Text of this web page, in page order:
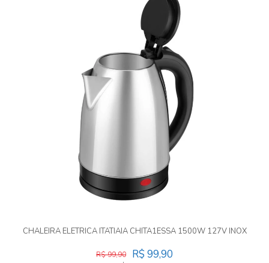
CHALEIRA ELETRICA ITATIAIA CHITA1ESSA 1500W 127V INOX
R$ 99,90
R$ 99,90